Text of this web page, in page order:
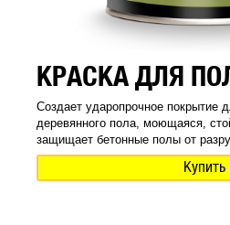
КРАСКА ДЛЯ
Создает ударопрочное покрытие
деревянного пола, моющаяся,
защищает бетонные полы от
Купить